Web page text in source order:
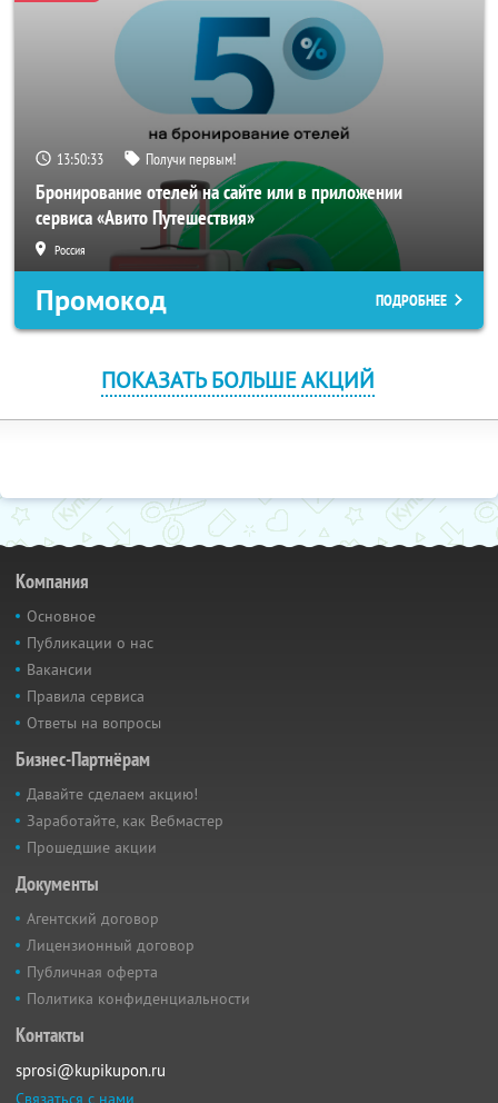
13:50:33 Получи первым!
Бронирование отелей на сайте или в приложении
сервиса «Авито Путешествия»
Россия
Промокод ПОДРОБНЕЕ
ПОКАЗАТЬ БОЛЬШЕ АКЦИЙ
Компания
Основное
Публикации о нас
Вакансии
Правила сервиса
Ответы на вопросы
Бизнес-Партнёрам
Давайте сделаем акцию!
Заработайте, как Вебмастер
Прошедшие акции
Документы
Агентский договор
Лицензионный договор
Публичная оферта
Политика конфиденциальности
Контакты
sprosi@kupikupon.ru
Связаться с нами